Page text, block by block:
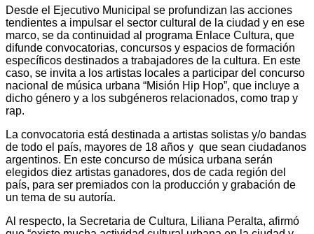
Desde el Ejecutivo Municipal se profundizan las acciones
tendientes a impulsar el sector cultural de la ciudad y en ese
marco, se da continuidad al programa Enlace Cultura, que
difunde convocatorias, concursos y espacios de formación
específicos destinados a trabajadores de la cultura. En este
caso, se invita a los artistas locales a participar del concurso
nacional de música urbana “Misión Hip Hop”, que incluye a
dicho género y a los subgéneros relacionados, como trap y
rap.
La convocatoria está destinada a artistas solistas y/o bandas
de todo el país, mayores de 18 años y que sean ciudadanos
argentinos. En este concurso de música urbana serán
elegidos diez artistas ganadores, dos de cada región del
país, para ser premiados con la producción y grabación de
un tema de su autoría.
Al respecto, la Secretaria de Cultura, Liliana Peralta, afirmó